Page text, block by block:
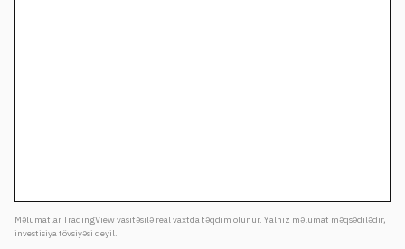
Məlumatlar TradingView vasitəsilə real vaxtda təqdim olunur. Yalnız məlumat məqsədilədir,
investisiya tövsiyəsi deyil.